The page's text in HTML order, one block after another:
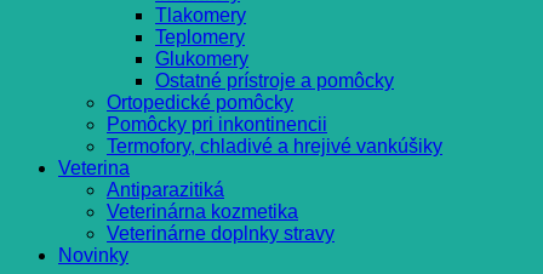
Tlakomery
Teplomery
Glukomery
Ostatné prístroje a pomôcky
Ortopedické pomôcky
Pomôcky pri inkontinencii
Termofory, chladivé a hrejivé vankúšiky
Veterina
Antiparazitiká
Veterinárna kozmetika
Veterinárne doplnky stravy
Novinky